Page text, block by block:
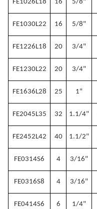
FE1026L18 16 5/8"
FE1030L22 16 5/8"
FE1226L18 20 3/4"
FE1230L22 20 3/4"
FE1636L28 25 1"
FE2045L35 32 1.1/4"
FE2452L42 40 1.1/2"
FE0314S6 4 3/16"
FE0316S8 4 3/16"
FE0414S6 6 1/4"